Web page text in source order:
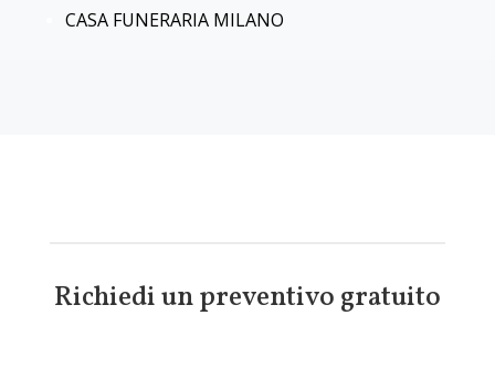
CASA FUNERARIA MILANO
Richiedi un preventivo gratuito